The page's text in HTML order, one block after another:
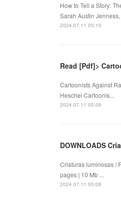
How to Tell a Story:
Sarah Austin
2024.07.11 05:10
Read [Pdf]>
Cartoonists Against
Heschel Cartoonis...
2024.07.11 05:09
DOWNLOADS
Criaturas luminosas /
pages | 10 Mb ...
2024.07.11 05:08